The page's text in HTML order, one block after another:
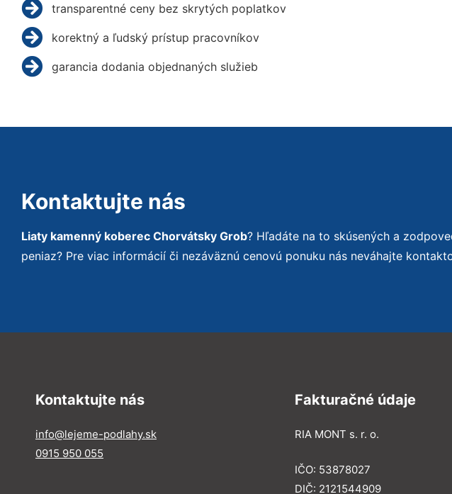
transparentné ceny bez skrytých poplatkov
korektný a ľudský prístup pracovníkov
garancia dodania objednaných služieb
Kontaktujte nás
Liaty kamenný koberec Chorvátsky Grob? Hľadáte na to skúsených a
peniaz? Pre viac informácií či nezáväznú cenovú ponuku nás neváhajte
Kontaktujte nás
info@lejeme-podlahy.sk
0915 950 055
Fakturačné údaje
RIA MONT s. r. o.
IČO: 53878027
DIČ: 2121544909